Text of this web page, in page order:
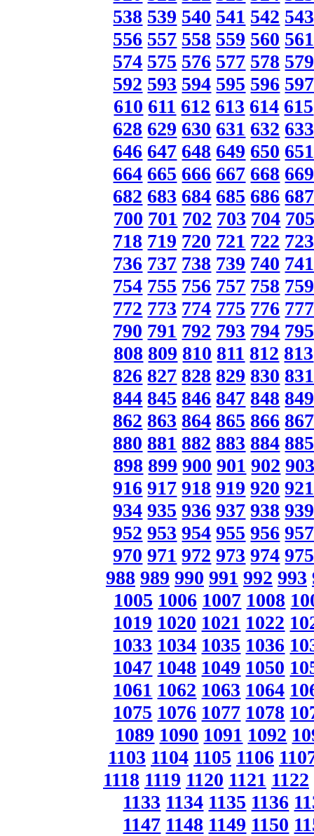
538 539 540 541 542 543
556 557 558 559 560 561
574 575 576 577 578 579
592 593 594 595 596 597
610 611 612 613 614 615
628 629 630 631 632 633
646 647 648 649 650 651
664 665 666 667 668 669
682 683 684 685 686 687
700 701 702 703 704
718 719 720 721 722 723
736 737 738 739 740 741
754 755 756 757 758 759
772 773 774 775 776 777
790 791 792 793 794 795
808 809 810 811 812 813
826 827 828 829 830 831
844 845 846 847 848 849
862 863 864 865 866 867
880 881 882 883 884 885
898 899 900 901 902
916 917 918 919 920 921
934 935 936 937 938 939
952 953 954 955 956 957
970 971 972 973 974 975
988 989 990 991 992 993
1005 1006 1007 1008
1019 1020 1021 1022
1033 1034 1035 1036
1047 1048 1049 1050
1061 1062 1063 1064
1075 1076 1077 1078
1089 1090 1091 1092
1103 1104 1105 1106
1118 1119 1120 1121 1122
1133 1134 1135 1136
1147 1148 1149 1150